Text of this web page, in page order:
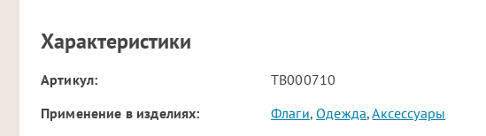
Характеристики
Артикул:
TB000710
Применение в изделиях:
Флаги,Одежда,Аксессуары